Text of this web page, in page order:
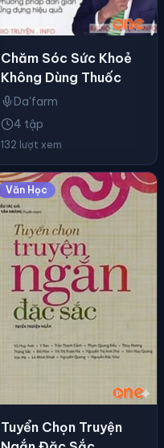
Chăm Sóc Sức Khoẻ
Không Dùng Thuốc
Da'farm
4 tập
132 lượt xem
Văn Học
Tuyển Chọn Truyện